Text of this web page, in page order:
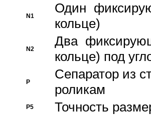
N1
Один
кольце)
N2
Два
кольце) под
P
Cепаратор из
роликам
P5 Точность